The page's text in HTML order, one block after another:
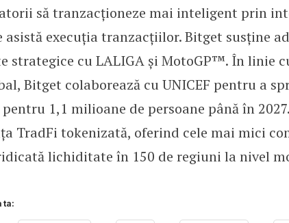
să tranzacționeze mai inteligent prin
asistă execuția tranzacțiilor. Bitget susține
strategice cu LALIGA și MotoGP™. În linie
Bitget colaborează cu UNICEF pentru a
1,1 milioane de persoane până în
TradFi tokenizată, oferind cele mai mici
lichiditate în 150 de regiuni la nivel
ta: